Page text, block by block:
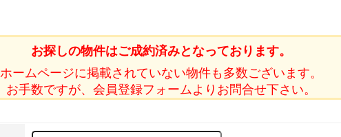
お探しの物件はご成約済みとなっております。
ホームページに掲載されていない物件も多数ございます。
お手数ですが、会員登録フォームよりお問合せ下さい。